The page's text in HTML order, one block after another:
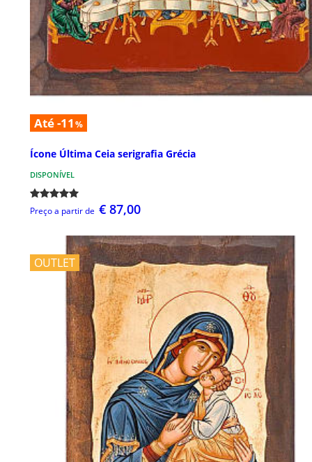
Até -11 %
Ícone Última Ceia serigrafia Grécia
DISPONÍVEL
Preço a partir de € 87,00
OUTLET